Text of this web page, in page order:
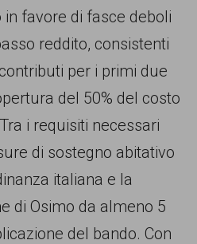
favore di fasce deboli
reddito, consistenti
per i primi due
del 50% del costo
i requisiti necessari
di sostegno abitativo
italiana e la
di Osimo da almeno 5
del bando. Con